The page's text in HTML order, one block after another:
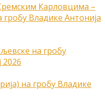
Карловцима –
гробу Владике Антонија
на гробу
2026
на гробу Владике